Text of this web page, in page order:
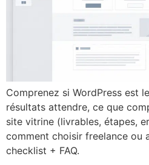
Comprenez si WordPress est
résultats attendre, ce que
site vitrine (livrables, étapes,
comment choisir freelance ou
checklist + FAQ.